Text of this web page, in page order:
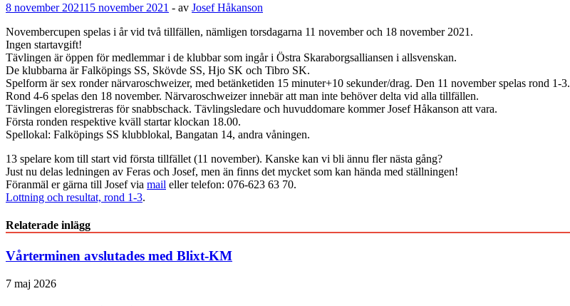
8 november 202115 november 2021 - av Josef Håkanson
Novembercupen spelas i år vid två tillfällen, nämligen torsdagarna 11 november och 18 november 2021.
Ingen startavgift!
Tävlingen är öppen för medlemmar i de klubbar som ingår i Östra Skaraborgsalliansen i allsvenskan.
De klubbarna är Falköpings SS, Skövde SS, Hjo SK och Tibro SK.
Spelform är sex ronder närvaroschweizer, med betänketiden 15 minuter+10 sekunder/drag. Den 11 november spelas rond 1-3.
Rond 4-6 spelas den 18 november. Närvaroschweizer innebär att man inte behöver delta vid alla tillfällen.
Tävlingen eloregistreras för snabbschack. Tävlingsledare och huvuddomare kommer Josef Håkanson att vara.
Första ronden respektive kväll startar klockan 18.00.
Spellokal: Falköpings SS klubblokal, Bangatan 14, andra våningen.
13 spelare kom till start vid första tillfället (11 november). Kanske kan vi bli ännu fler nästa gång?
Just nu delas ledningen av Feras och Josef, men än finns det mycket som kan hända med ställningen!
Föranmäl er gärna till Josef via mail eller telefon: 076-623 63 70.
Lottning och resultat, rond 1-3.
Relaterade inlägg
Vårterminen avslutades med Blixt-KM
7 maj 2026